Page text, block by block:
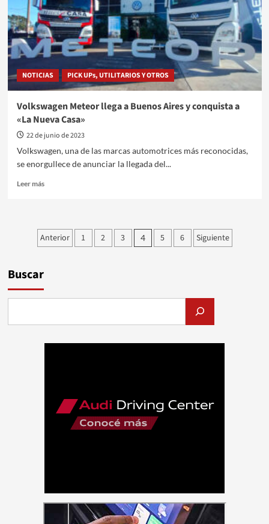
el
confort
en
el
transporte
NOTICIAS PICK UPs, UTILITARIOS Y OTROS
Volkswagen Meteor llega a Buenos Aires y conquista a
«La Nueva Casa»
22 de junio de 2023
Volkswagen, una de las marcas automotrices más reconocidas,
se enorgullece de anunciar la llegada del...
Leer másLeer
Meteor
llega
a
Aires
Casa»
Paginación
entradas
Anterior 1 2 3 4 5 6 Siguiente
Buscar